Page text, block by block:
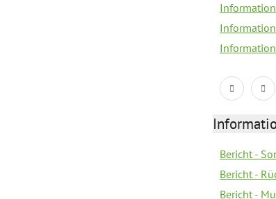
Bericht -
Bericht -
Bericht -